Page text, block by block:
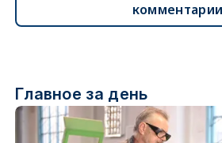
комментарии
Главное за день